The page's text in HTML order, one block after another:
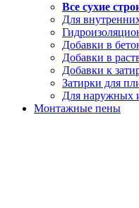
Все сухие
Для
Добавки в
Добавки в
Добавки к
Затирки для
Для наружных
Монтажные пены